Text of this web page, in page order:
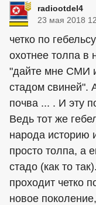
radiootdel4
23 мая 2018
четко по
охотнее толпа в
"дайте мне СМИ
стадом свиней".
почва ... . И эту
Ведь тот же
народа историю
просто толпа, а
стадо (как то
проходит четко
новое